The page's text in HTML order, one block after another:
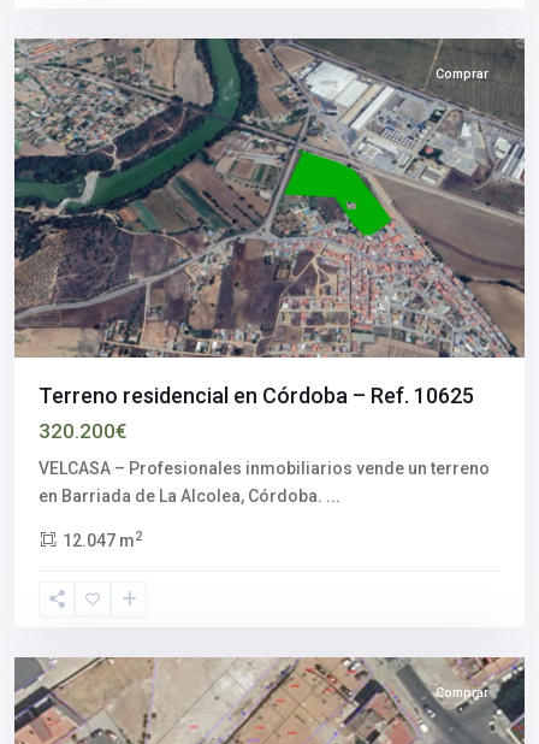
Comprar
Terreno residencial en Córdoba – Ref. 10625
320.200€
VELCASA – Profesionales inmobiliarios vende un terreno
en Barriada de La Alcolea, Córdoba. ...
12.047 m2
Comprar